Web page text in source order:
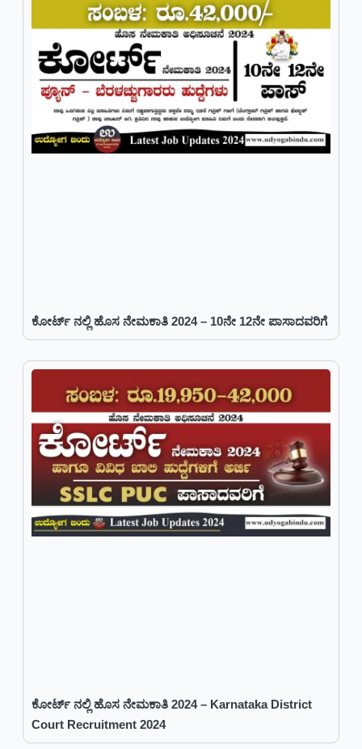
ಕೋರ್ಟ್ ನಲ್ಲಿ ಹೊಸ ನೇಮಕಾತಿ 2024 – 10ನೇ 12ನೇ ಪಾಸಾದವರಿಗೆ
ಕೋರ್ಟ್ ನಲ್ಲಿ ಹೊಸ ನೇಮಕಾತಿ 2024 – Karnataka District
Court Recruitment 2024